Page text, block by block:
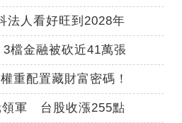
人看好旺到2028年
檔金融被砍近41萬張
重配置藏財富密碼！
領軍 台股收漲255點